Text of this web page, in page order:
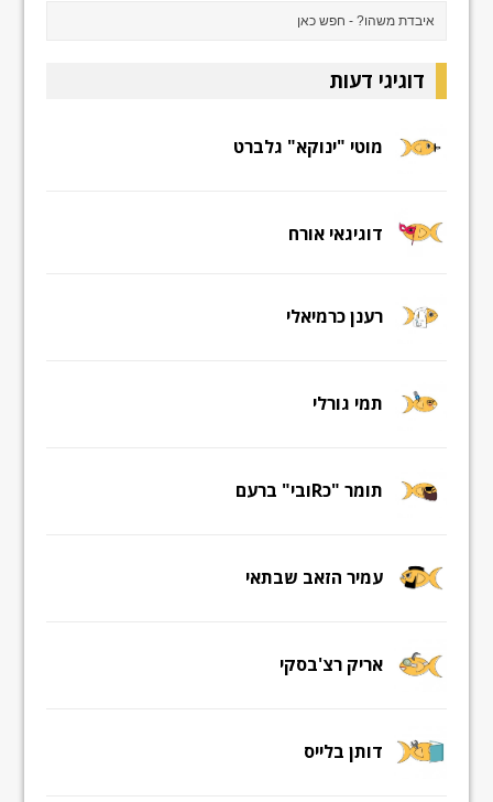
דוגיגי דעות
מוטי "ינוקא" גלברט
דוגיגאי אורח
רענן כרמיאלי
תמי גורלי
תומר "כRובי" ברעם
עמיר הזאב שבתאי
אריק רצ'בסקי
דותן בלייס